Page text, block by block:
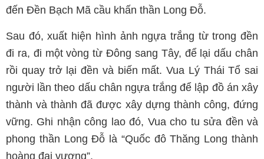
đến Đền Bạch Mã cầu khấn thần Long Đỗ.
Sau đó, xuất hiện hình ảnh ngựa trắng từ trong đền
đi ra, đi một vòng từ Đông sang Tây, để lại dấu chân
rồi quay trở lại đền và biến mất. Vua Lý Thái Tổ sai
người lần theo dấu chân ngựa trắng để lập đồ án xây
thành và thành đã được xây dựng thành công, đứng
vững. Ghi nhận công lao đó, Vua cho tu sửa đền và
phong thần Long Đỗ là “Quốc đô Thăng Long thành
hoàng đại vương”.